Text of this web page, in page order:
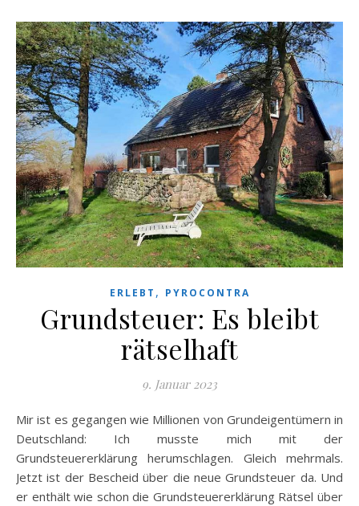
ERLEBT , PYROCONTRA
Grundsteuer: Es bleibt
rätselhaft
9. Januar 2023
Mir ist es gegangen wie Millionen von Grundeigentümern in
Deutschland: Ich musste mich mit der
Grundsteuererklärung herumschlagen. Gleich mehrmals.
Jetzt ist der Bescheid über die neue Grundsteuer da. Und
er enthält wie schon die Grundsteuererklärung Rätsel über